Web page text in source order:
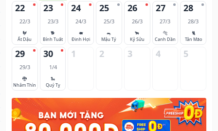
22
22/3
🐓
Ất Dậu
23
23/3
🐕
Bính Tuất
24
24/3
🐖
Đinh Hợi
25
25/3
🐀
Mậu Tý
26
26/3
🐂
Kỷ Sửu
27
27/3
🐅
Canh Dần
28
28/3
🐈
Tân Mão
29
29/3
🐉
Nhâm Thìn
30
1/4
🐍
Quý Tỵ
1 2 3 4 5